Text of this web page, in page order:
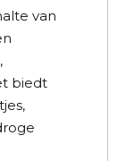
van
biedt